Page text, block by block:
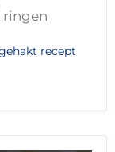
ringen
recept